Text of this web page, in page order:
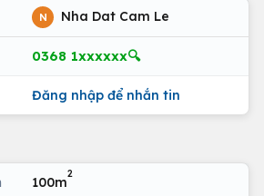
N Nha Dat Cam Le
0368 1xxxxxx🔍
Đăng nhập để nhắn tin
100m
2